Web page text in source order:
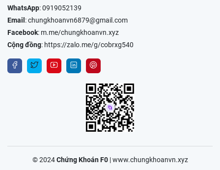
WhatsApp:0919052139
Email :chungkhoanvn6879@gmail.com
Facebook: m.me/chungkhoanvn.xyz
Cộng đồng: https://zalo.me/g/cobrxg540
© 2024Chứng Khoán F0|www.chungkhoanvn.xyz